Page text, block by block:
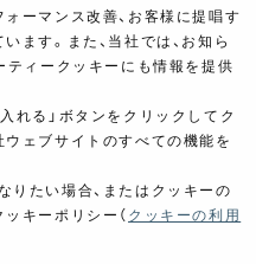
ーマンス改善、お客様に提唱す
ます。また、当社では、お知ら
ティークッキーにも情報を提供
れる」ボタンをクリックしてク
ウェブサイトのすべての機能を
りたい場合、またはクッキーの
キーポリシー（ クッキーの利用